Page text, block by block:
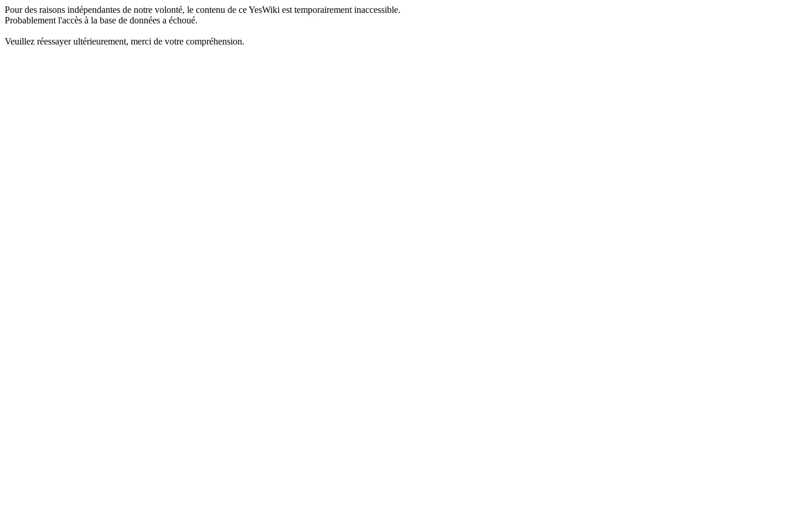
Pour des raisons indépendantes de notre volonté, le contenu de ce YesWiki est temporairement inaccessible.
Probablement l'accès à la base de données a échoué.
Veuillez réessayer ultérieurement, merci de votre compréhension.